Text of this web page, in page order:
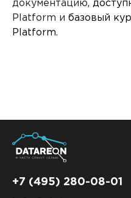
документацию,
Platform и базовый
Platform.
+7 (495) 280-08-01